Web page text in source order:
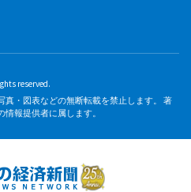
reserved.
・図表などの無断転載を禁止します。 著
報提供者に属します。